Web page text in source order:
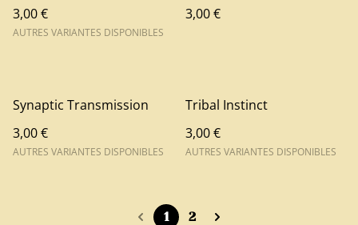
3,00 €
AUTRES VARIANTES DISPONIBLES
3,00 €
Synaptic Transmission
3,00 €
AUTRES VARIANTES DISPONIBLES
Tribal Instinct
3,00 €
AUTRES VARIANTES DISPONIBLES
1 2